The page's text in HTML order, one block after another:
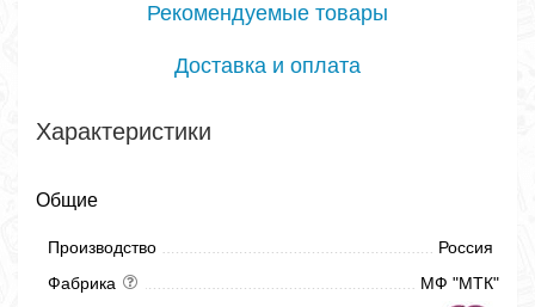
Рекомендуемые товары
Доставка и оплата
Характеристики
Общие
Производство
Россия
Фабрика
МФ "МТК"